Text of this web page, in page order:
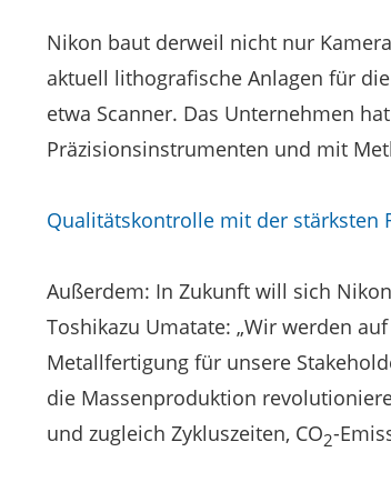
Nikon baut derweil nicht nur
aktuell lithografische Anlagen für
etwa Scanner. Das Unternehmen
Präzisionsinstrumenten und mit
Qualitätskontrolle mit der stärksten
Außerdem: In Zukunft will sich
Toshikazu Umatate: „Wir werden
Metallfertigung für unsere
die Massenproduktion
und zugleich Zykluszeiten, CO2-